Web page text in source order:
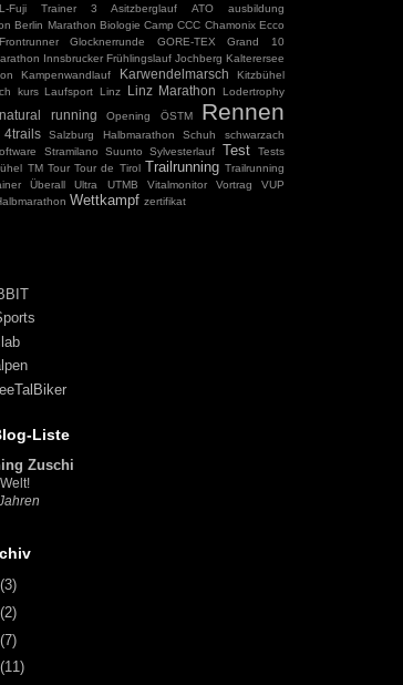
Fuji Trainer 3 Asitzberglauf ATO
ausbildung
Berlin Marathon Biologie Camp CCC Chamonix Ecco
Frontrunner Glocknerrunde GORE-TEX
Grand 10
Innsbrucker Frühlingslauf Jochberg Kalterersee
Kampenwandlauf Karwendelmarsch
Kitzbühel
kurs Laufsport Linz Linz Marathon
Lodertrophy
natural running Opening ÖSTM Rennen
Salzburg Halbmarathon Schuh
schwarzach
Stramilano Suunto Sylvesterlauf Test
Tests
TM Tour Tour de Tirol Trailrunning Trailrunning
Überall Ultra UTMB Vitalmonitor Vortrag
VUP
Wettkampf zertifikat
Liste
Zuschi
(3)
(2)
(7)
(11)